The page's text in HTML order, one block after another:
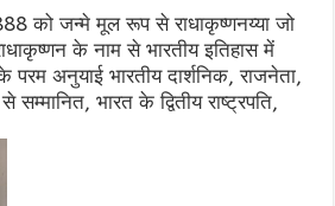
को जन्मे मूल रूप से राधाकृष्णनय्या जो
के नाम से भारतीय इतिहास में
परम अनुयाई भारतीय दार्शनिक, राजनेता,
सम्मानित, भारत के द्वितीय राष्ट्रपति,